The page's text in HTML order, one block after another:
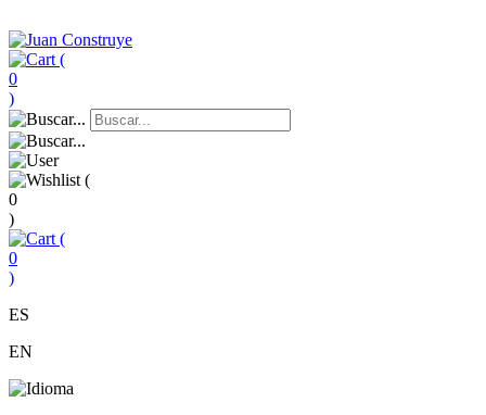
(
0
)
(
0
)
(
0
)
ES
EN